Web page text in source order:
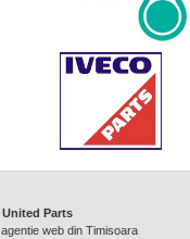
United Parts
agentie web din Timisoara